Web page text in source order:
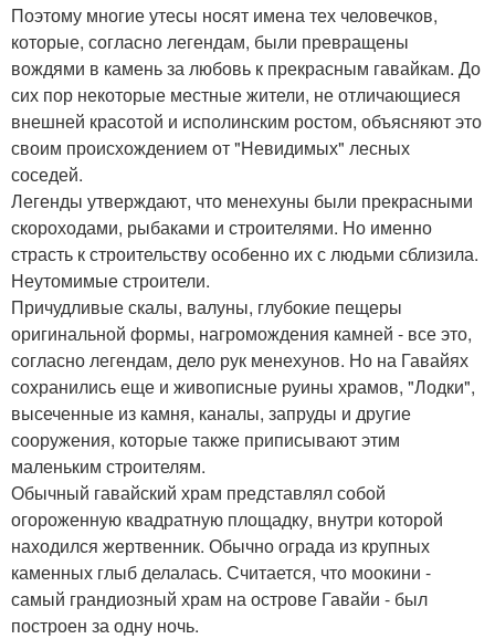
Поэтому многие утесы носят имена тех человечков,
которые, согласно легендам, были превращены
вождями в камень за любовь к прекрасным гавайкам. До
сих пор некоторые местные жители, не отличающиеся
внешней красотой и исполинским ростом, объясняют это
своим происхождением от "Невидимых" лесных
соседей.
Легенды утверждают, что менехуны были прекрасными
скороходами, рыбаками и строителями. Но именно
страсть к строительству особенно их с людьми сблизила.
Неутомимые строители.
Причудливые скалы, валуны, глубокие пещеры
оригинальной формы, нагромождения камней - все это,
согласно легендам, дело рук менехунов. Но на Гавайях
сохранились еще и живописные руины храмов, "Лодки",
высеченные из камня, каналы, запруды и другие
сооружения, которые также приписывают этим
маленьким строителям.
Обычный гавайский храм представлял собой
огороженную квадратную площадку, внутри которой
находился жертвенник. Обычно ограда из крупных
каменных глыб делалась. Считается, что моокини -
самый грандиозный храм на острове Гавайи - был
построен за одну ночь.